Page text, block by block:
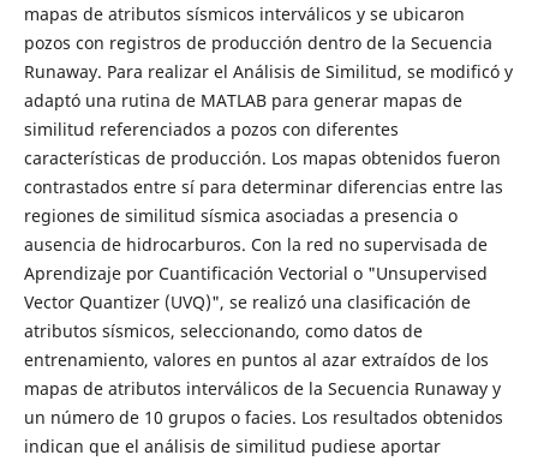
mapas de atributos sísmicos interválicos y se ubicaron
pozos con registros de producción dentro de la Secuencia
Runaway. Para realizar el Análisis de Similitud, se modificó y
adaptó una rutina de MATLAB para generar mapas de
similitud referenciados a pozos con diferentes
características de producción. Los mapas obtenidos fueron
contrastados entre sí para determinar diferencias entre las
regiones de similitud sísmica asociadas a presencia o
ausencia de hidrocarburos. Con la red no supervisada de
Aprendizaje por Cuantificación Vectorial o "Unsupervised
Vector Quantizer (UVQ)", se realizó una clasificación de
atributos sísmicos, seleccionando, como datos de
entrenamiento, valores en puntos al azar extraídos de los
mapas de atributos interválicos de la Secuencia Runaway y
un número de 10 grupos o facies. Los resultados obtenidos
indican que el análisis de similitud pudiese aportar